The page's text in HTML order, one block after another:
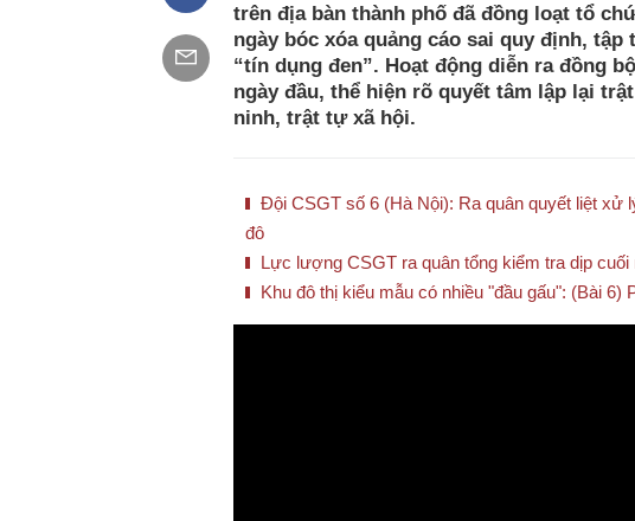
trên địa bàn thành phố đã đồng loạt tổ
ngày bóc xóa quảng cáo sai quy định,
“tín dụng đen”. Hoạt động diễn ra đồng
ngày đầu, thể hiện rõ quyết tâm lập lại
ninh, trật tự xã hội.
Đội CSGT số 6 (Hà Nội): Ra quân quyết liệt xử
đô
Lực lượng CSGT ra quân tổng kiểm tra dịp cuối
Khu đô thị kiểu mẫu có nhiều "đầu gấu": (Bài